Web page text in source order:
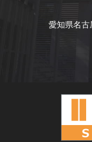
愛知県名